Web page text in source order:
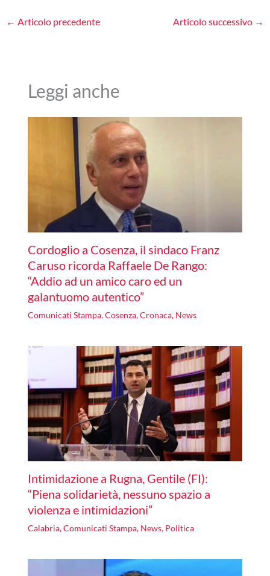
← Articolo precedente Articolo successivo →
Leggi anche
Cordoglio a Cosenza, il sindaco Franz
Caruso ricorda Raffaele De Rango:
“Addio ad un amico caro ed un
galantuomo autentico”
Comunicati Stampa,Cosenza,Cronaca, News
Intimidazione a Rugna, Gentile (FI):
“Piena solidarietà, nessuno spazio a
violenza e intimidazioni”
Calabria,Comunicati Stampa, News, Politica